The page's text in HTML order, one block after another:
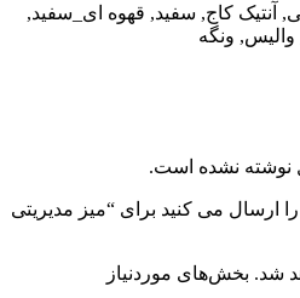
, آنتیک کاج, سفید, قهوه ای_سفید,
والیس, ونگه
نوشته نشده است.
ارسال می کنید برای “میز مدیریتی
شد. بخش‌های موردنیاز